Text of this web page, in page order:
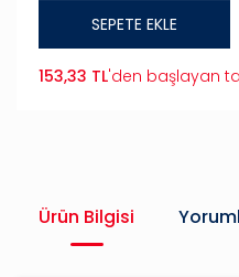
SEPETE EKLE
153,33 TL'den başlayan
Ürün Bilgisi